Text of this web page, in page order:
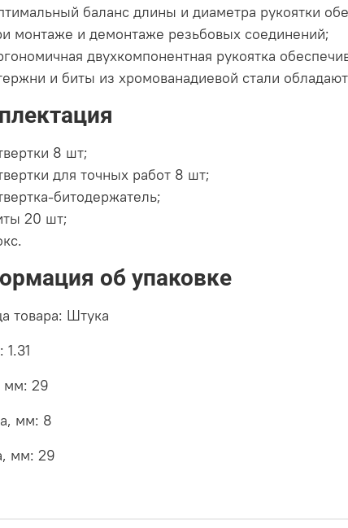
баланс длины и диаметра рукоятки
монтаже и демонтаже резьбовых соединений;
двухкомпонентная рукоятка
и биты из хромованадиевой стали
8 шт;
для точных работ 8 шт;
битодержатель;
20 шт;
об упаковке
товара: Штука
1.31
мм: 29
мм: 8
мм: 29